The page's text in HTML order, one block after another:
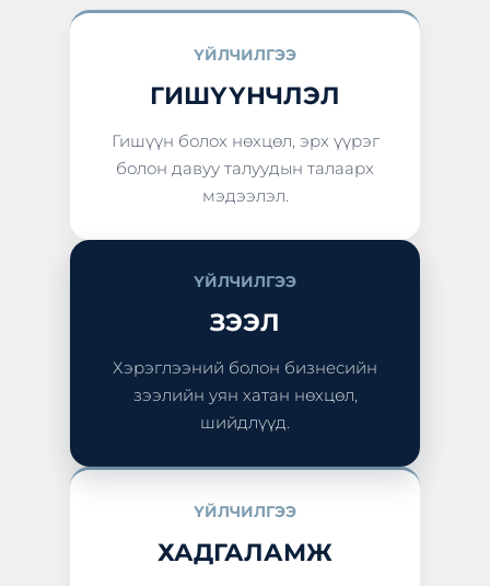
ҮЙЛЧИЛГЭЭ
ГИШҮҮНЧЛЭЛ
Гишүүн болох нөхцөл, эрх үүрэг
болон давуу талуудын талаарх
мэдээлэл.
ҮЙЛЧИЛГЭЭ
ЗЭЭЛ
Хэрэглээний болон бизнесийн
зээлийн уян хатан нөхцөл,
шийдлүүд.
ҮЙЛЧИЛГЭЭ
ХАДГАЛАМЖ